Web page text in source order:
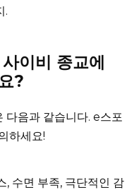
.
이비 종교에
?
다음과 같습니다. e스포
하세요!
, 수면 부족, 극단적인 감